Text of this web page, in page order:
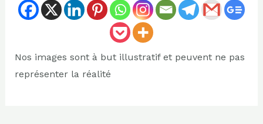
Nos images sont à but illustratif et peuvent ne pas
représenter la réalité